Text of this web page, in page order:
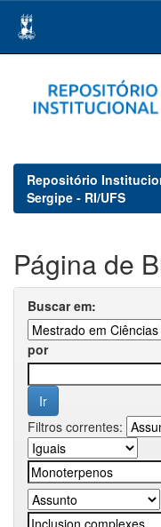
navigation
Repositório
Sergipe - RI/UFS
Página de
Buscar em:
por
Filtros correntes: